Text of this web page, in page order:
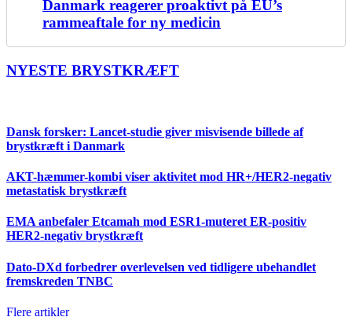
Danmark reagerer proaktivt på EU’s
rammeaftale for ny medicin
NYESTE BRYSTKRÆFT
Dansk forsker: Lancet-studie giver misvisende billede af
brystkræft i Danmark
AKT-hæmmer-kombi viser aktivitet mod HR+/HER2-negativ
metastatisk brystkræft
EMA anbefaler Etcamah mod ESR1-muteret ER-positiv
HER2-negativ brystkræft
Dato-DXd forbedrer overlevelsen ved tidligere ubehandlet
fremskreden TNBC
Flere artikler